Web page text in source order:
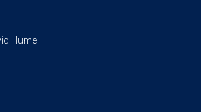
Hume